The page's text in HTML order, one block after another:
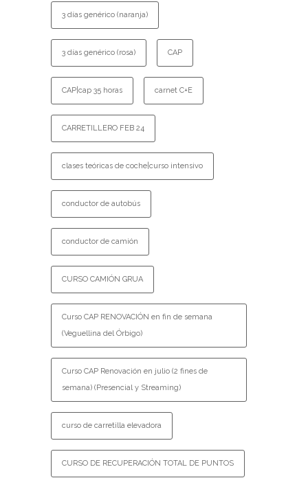
3 días genérico (naranja)
3 días genérico (rosa) CAP
CAP|cap 35 horas carnet C+E
CARRETILLERO FEB 24
clases teóricas de coche|curso intensivo
conductor de autobús
conductor de camión
CURSO CAMIÓN GRUA
Curso CAP RENOVACIÓN en fin de semana
(Veguellina del Órbigo)
Curso CAP Renovación en julio (2 fines de
semana) (Presencial y Streaming)
curso de carretilla elevadora
CURSO DE RECUPERACIÓN TOTAL DE PUNTOS